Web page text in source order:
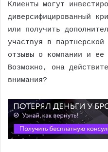
Клиенты могут
диверсифицированный
или получить
участвуя в
отзывы о компании и ее
Возможно, она
внимания?